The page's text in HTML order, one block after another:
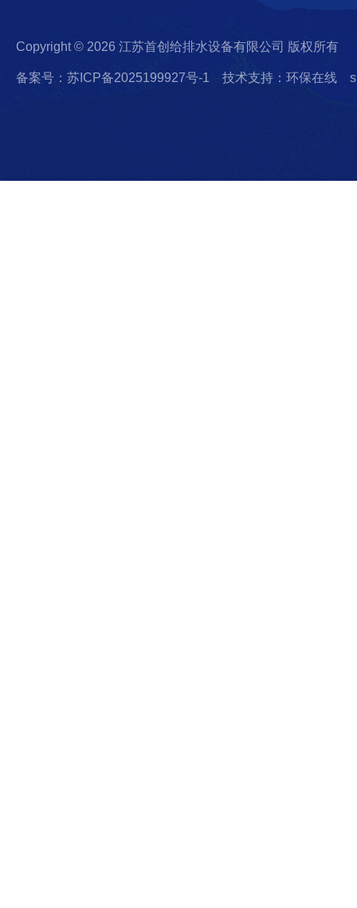
Copyright © 2026 江苏首创给排水设备有限公司 版权所有
备案号：苏ICP备2025199927号-1 技术支持：环保在线